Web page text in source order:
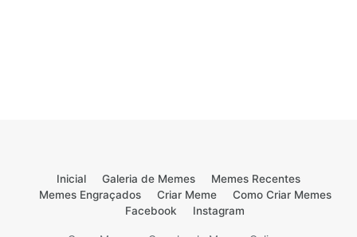
Inicial Galeria de Memes
Memes Recentes
Memes Engraçados
Criar Meme
Como Criar Memes
Facebook
Instagram